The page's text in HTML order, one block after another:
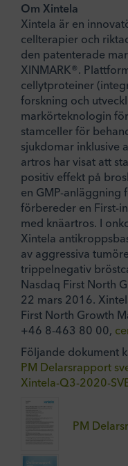
Om Xintela
Xintela är en
cellterapier och
den patenterade
XINMARK®.
cellytproteiner
forskning och
markörteknologin
stamceller för
sjukdomar inklusive
artros har visat att
positiv effekt på
en GMP-anläggning
förbereder en First-
med knäartros. I
Xintela
av aggressiva
trippelnegativ
Nasdaq First North
22 mars 2016.
First North Growth
+46 8-463 80 00,
Följande dokument
PM Delarsrapport
Xintela-Q3-2020-
PM